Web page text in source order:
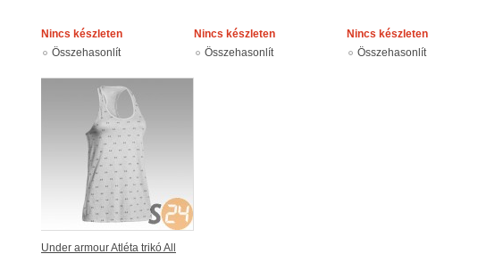
Nincs készleten
Összehasonlít
Nincs készleten
Összehasonlít
Nincs készleten
Összehasonlít
Under armour Atléta trikó All